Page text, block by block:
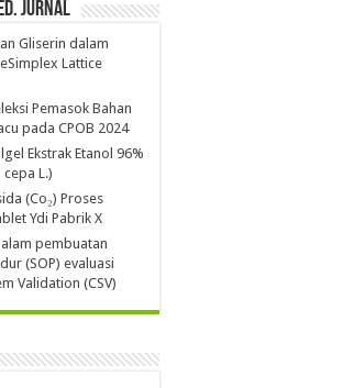
Jurnal
Gliserin dalam
Lattice
Pemasok Bahan
pada CPOB 2024
Ekstrak Etanol 96%
L.)
(Co₂) Proses
Ydi Pabrik X
pembuatan
(SOP) evaluasi
Validation (CSV)